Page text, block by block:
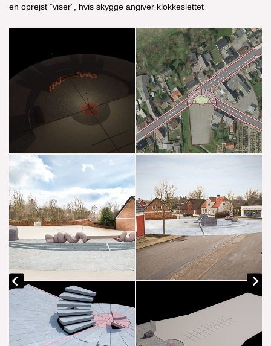
en oprejst ”viser”, hvis skygge angiver klokkeslettet